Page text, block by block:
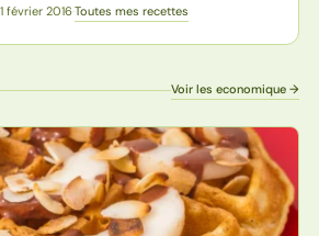
février 2016·Toutes mes recettes
Voir les economique →